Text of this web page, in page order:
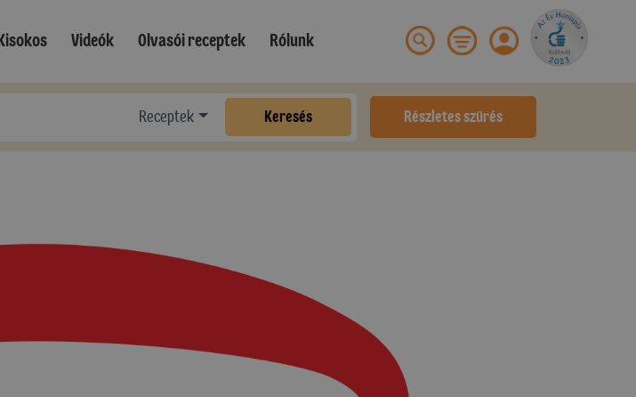
Videók Olvasói receptek Rólunk
Receptek Keresés Részletes szűrés